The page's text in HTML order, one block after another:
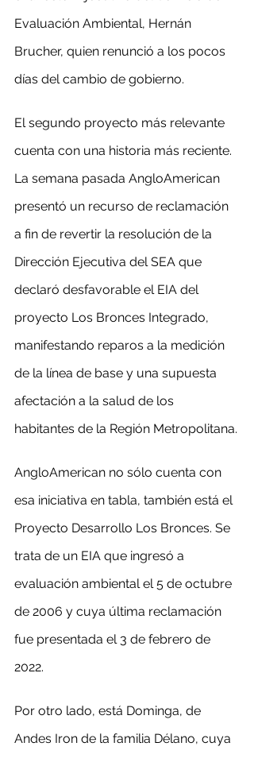
Evaluación Ambiental, Hernán
Brucher, quien renunció a los pocos
días del cambio de gobierno.
El segundo proyecto más relevante
cuenta con una historia más reciente.
La semana pasada AngloAmerican
presentó un recurso de reclamación
a fin de revertir la resolución de la
Dirección Ejecutiva del SEA que
declaró desfavorable el EIA del
proyecto Los Bronces Integrado,
manifestando reparos a la medición
de la línea de base y una supuesta
afectación a la salud de los
habitantes de la Región Metropolitana.
AngloAmerican no sólo cuenta con
esa iniciativa en tabla, también está el
Proyecto Desarrollo Los Bronces. Se
trata de un EIA que ingresó a
evaluación ambiental el 5 de octubre
de 2006 y cuya última reclamación
fue presentada el 3 de febrero de
2022.
Por otro lado, está Dominga, de
Andes Iron de la familia Délano, cuya